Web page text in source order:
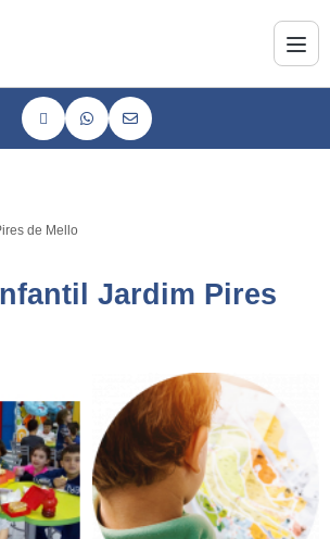
de Mello
Jardim Pires